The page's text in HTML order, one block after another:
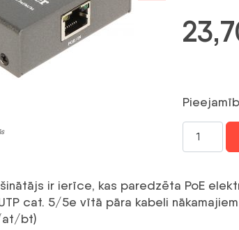
POE/1-
POE-
ir ierīce, kas paredzēta PoE
cat. 5/5e vītā pāra kabeli nākamajiem
at/bt)